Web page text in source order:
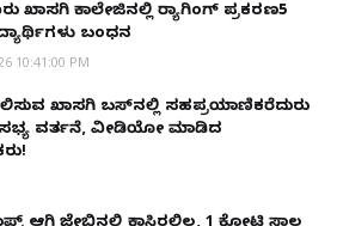
ಖಾಸಗಿ ಕಾಲೇಜಿನಲ್ಲಿ ರ‌್ಯಾಗಿಂಗ್ ಪ್ರಕರಣ5
ಬಂಧನ
10:41:00 PM
ಖಾಸಗಿ ಬಸ್‌ನಲ್ಲಿ ಸಹಪ್ರಯಾಣಿಕರೆದುರು
ವರ್ತನೆ, ವೀಡಿಯೋ ಮಾಡಿದ